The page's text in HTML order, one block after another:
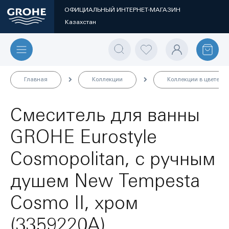
ОФИЦИАЛЬНЫЙ ИНТЕРНЕТ-МАГАЗИН
Казахстан
Главная Коллекции Коллекции в цвете
Смеситель для ванны
GROHE Eurostyle
Cosmopolitan, с ручным
душем New Tempesta
Cosmo II, хром
(3359220A)